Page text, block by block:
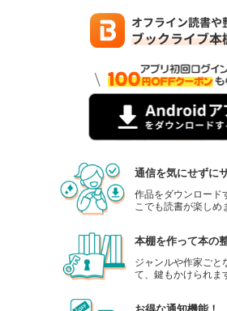
通信を気にせずに
作品をダウンロード
こでも読書が楽しめ
本棚を作って本の
ジャンルや作家ごと
て、鍵もかけられま